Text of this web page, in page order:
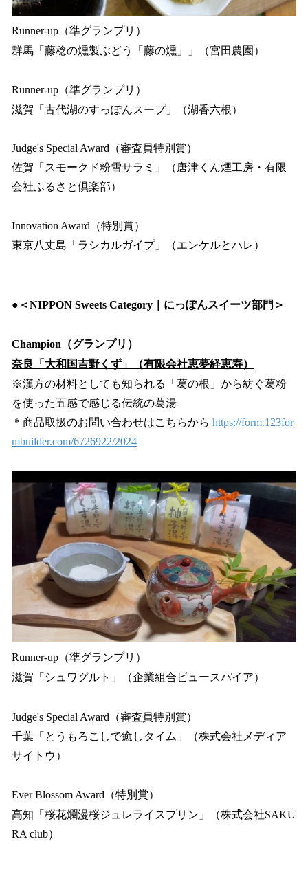
Runner-up（準グランプリ）
群馬「藤稔の燻製ぶどう「藤の燻」」（宮田農園）
Runner-up（準グランプリ）
滋賀「古代湖のすっぽんスープ」（湖香六根）
Judge's Special Award（審査員特別賞）
佐賀「スモークド粉雪サラミ」（唐津くん煙工房・有限
会社ふるさと倶楽部）
Innovation Award（特別賞）
東京八丈島「ラシカルガイプ」（エンケルとハレ）
●＜NIPPON Sweets Category｜にっぽんスイーツ部門＞​
Champion（グランプリ）
奈良「大和国吉野くず」（有限会社恵夢経恵寿）
※漢方の材料としても知られる「葛の根」から紡ぐ葛粉
を使った五感で感じる伝統の葛湯
＊商品取扱のお問い合わせはこちらから https://form.123for
mbuilder.com/6726922/2024
Runner-up（準グランプリ）
滋賀「シュワグルト」（企業組合ビュースパイア）
Judge's Special Award（審査員特別賞）
千葉「とうもろこしで癒しタイム」（株式会社メディア
サイトウ）
Ever Blossom Award（特別賞）
高知「桜花爛漫桜ジュレライスプリン」（株式会社SAKU
RA club）